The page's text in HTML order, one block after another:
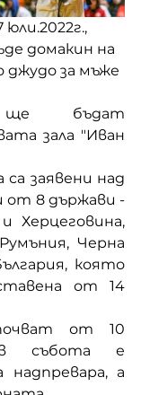
юли.2022г.,
домакин на
джудо за мъже
ще бъдат
зала "Иван
са заявени над
от 8 държави -
Херцеговина,
Черна
която
от 14
от 10
събота е
надпревара, а